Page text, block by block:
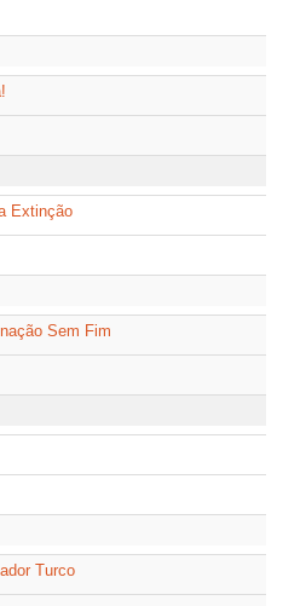
Extinção
Sem Fim
Turco